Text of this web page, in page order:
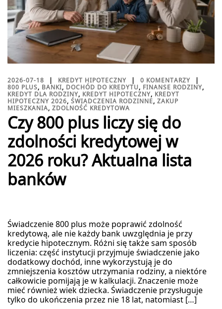
2026-07-18 KREDYT HIPOTECZNY
0 KOMENTARZY
800 PLUS, BANKI, DOCHÓD DO KREDYTU, FINANSE RODZINY,
KREDYT DLA RODZINY, KREDYT HIPOTECZNY, KREDYT
HIPOTECZNY 2026, ŚWIADCZENIA RODZINNE, ZAKUP
MIESZKANIA, ZDOLNOŚĆ KREDYTOWA
Czy 800 plus liczy się do
zdolności kredytowej w
2026 roku? Aktualna lista
banków
Świadczenie 800 plus może poprawić zdolność
kredytową, ale nie każdy bank uwzględnia je przy
kredycie hipotecznym. Różni się także sam sposób
liczenia: część instytucji przyjmuje świadczenie jako
dodatkowy dochód, inne wykorzystują je do
zmniejszenia kosztów utrzymania rodziny, a niektóre
całkowicie pomijają je w kalkulacji. Znaczenie może
mieć również wiek dziecka. Świadczenie przysługuje
tylko do ukończenia przez nie 18 lat, natomiast […]